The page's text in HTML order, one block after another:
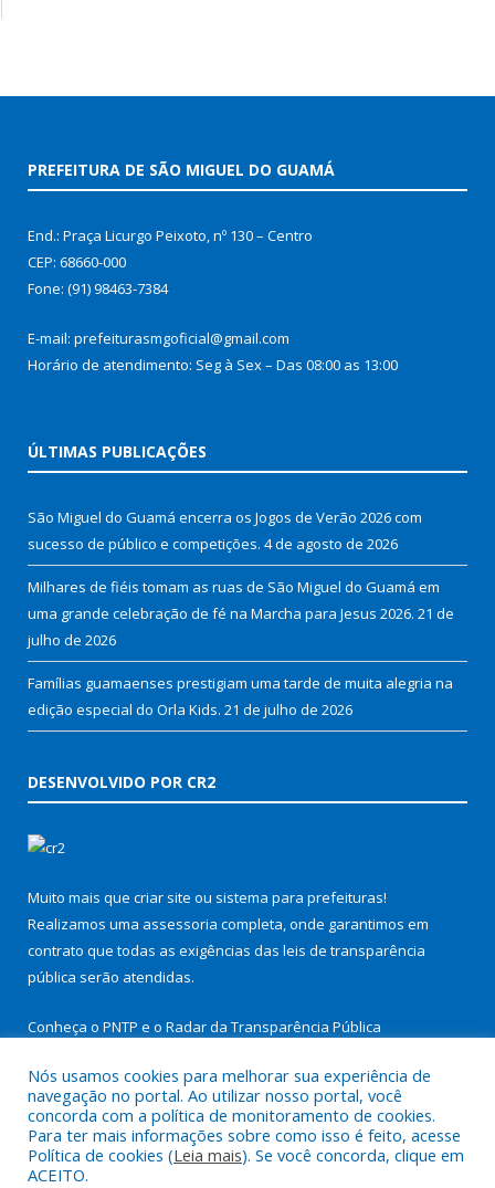
PREFEITURA DE SÃO MIGUEL DO GUAMÁ
End.: Praça Licurgo Peixoto, nº 130 – Centro
CEP: 68660-000
Fone: (91) 98463-7384
E-mail: prefeiturasmgoficial@gmail.com
Horário de atendimento: Seg à Sex – Das 08:00 as 13:00
ÚLTIMAS PUBLICAÇÕES
São Miguel do Guamá encerra os Jogos de Verão 2026 com
sucesso de público e competições. 4 de agosto de 2026
Milhares de fiéis tomam as ruas de São Miguel do Guamá em
uma grande celebração de fé na Marcha para Jesus 2026. 21 de
julho de 2026
Famílias guamaenses prestigiam uma tarde de muita alegria na
edição especial do Orla Kids. 21 de julho de 2026
DESENVOLVIDO POR CR2
Muito mais que criar site ou sistema para prefeituras!
Realizamos uma assessoria completa, onde garantimos em
contrato que todas as exigências das leis de transparência
pública serão atendidas.
Conheça o PNTP e o Radar da Transparência Pública
Todos os direitos reservados a Prefeitura Municipal de São
Miguel do Guamá.
Nós usamos cookies para melhorar sua experiência de
navegação no portal. Ao utilizar nosso portal, você
concorda com a política de monitoramento de cookies.
Para ter mais informações sobre como isso é feito, acesse
Política de cookies (Leia mais). Se você concorda, clique em
ACEITO.